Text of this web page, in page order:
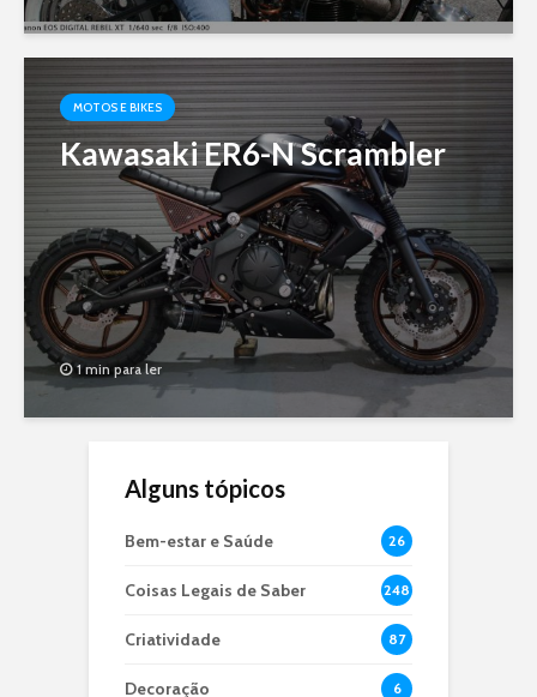
MOTOS E BIKES
Kawasaki ER6-N Scrambler
1 min para ler
Alguns tópicos
Bem-estar e Saúde 26
Coisas Legais de Saber 248
Criatividade 87
Decoração 6